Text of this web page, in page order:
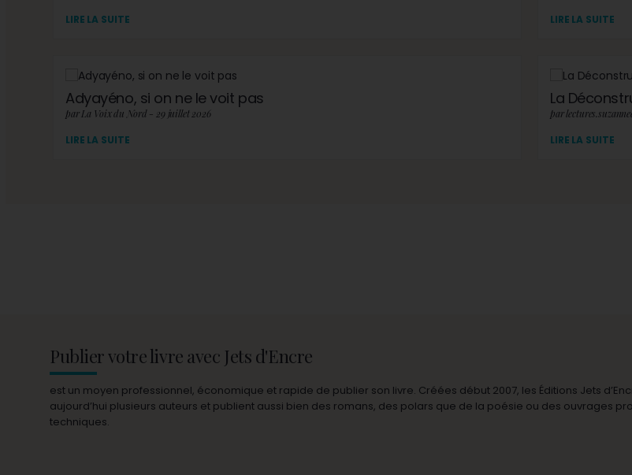
LIRE LA SUITE LIRE LA SUITE
Adyayéno, si on ne le voit pas
par La Voix du Nord - 29 juillet 2026
LIRE LA SUITE
La
par
LIRE LA SUITE
Publier votre livre avec Jets d'Encre
est un moyen professionnel, économique et rapide de publier son livre. Créées début 2007, les Éditions Jets
aujourd’hui plusieurs auteurs et publient aussi bien des romans, des polars que de la poésie ou des ouvrages
techniques.